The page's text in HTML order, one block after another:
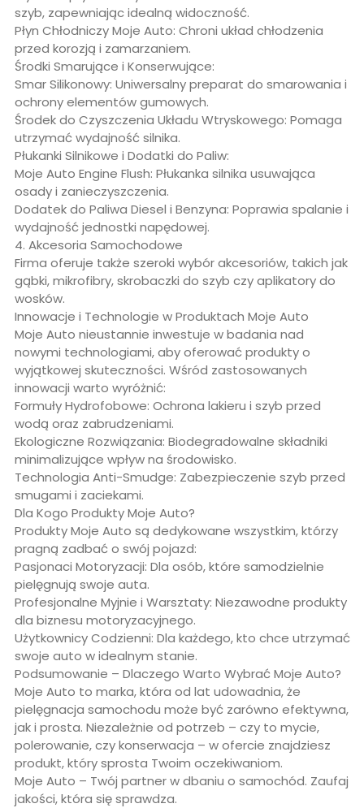
szyb, zapewniając idealną widoczność.
Płyn Chłodniczy Moje Auto: Chroni układ chłodzenia
przed korozją i zamarzaniem.
Środki Smarujące i Konserwujące:
Smar Silikonowy: Uniwersalny preparat do smarowania i
ochrony elementów gumowych.
Środek do Czyszczenia Układu Wtryskowego: Pomaga
utrzymać wydajność silnika.
Płukanki Silnikowe i Dodatki do Paliw:
Moje Auto Engine Flush: Płukanka silnika usuwająca
osady i zanieczyszczenia.
Dodatek do Paliwa Diesel i Benzyna: Poprawia spalanie i
wydajność jednostki napędowej.
4. Akcesoria Samochodowe
Firma oferuje także szeroki wybór akcesoriów, takich jak
gąbki, mikrofibry, skrobaczki do szyb czy aplikatory do
wosków.
Innowacje i Technologie w Produktach Moje Auto
Moje Auto nieustannie inwestuje w badania nad
nowymi technologiami, aby oferować produkty o
wyjątkowej skuteczności. Wśród zastosowanych
innowacji warto wyróżnić:
Formuły Hydrofobowe: Ochrona lakieru i szyb przed
wodą oraz zabrudzeniami.
Ekologiczne Rozwiązania: Biodegradowalne składniki
minimalizujące wpływ na środowisko.
Technologia Anti-Smudge: Zabezpieczenie szyb przed
smugami i zaciekami.
Dla Kogo Produkty Moje Auto?
Produkty Moje Auto są dedykowane wszystkim, którzy
pragną zadbać o swój pojazd:
Pasjonaci Motoryzacji: Dla osób, które samodzielnie
pielęgnują swoje auta.
Profesjonalne Myjnie i Warsztaty: Niezawodne produkty
dla biznesu motoryzacyjnego.
Użytkownicy Codzienni: Dla każdego, kto chce utrzymać
swoje auto w idealnym stanie.
Podsumowanie – Dlaczego Warto Wybrać Moje Auto?
Moje Auto to marka, która od lat udowadnia, że
pielęgnacja samochodu może być zarówno efektywna,
jak i prosta. Niezależnie od potrzeb – czy to mycie,
polerowanie, czy konserwacja – w ofercie znajdziesz
produkt, który sprosta Twoim oczekiwaniom.
Moje Auto – Twój partner w dbaniu o samochód. Zaufaj
jakości, która się sprawdza.